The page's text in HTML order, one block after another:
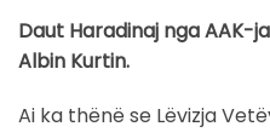
Daut Haradinaj nga AAK-
Albin Kurtin.
Ai ka thënë se Lëvizja